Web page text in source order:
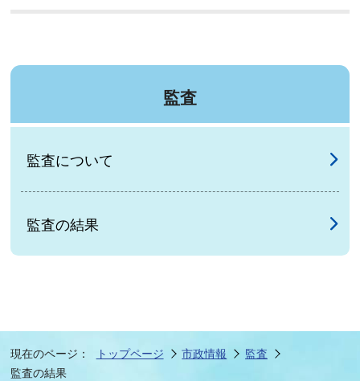
監査
監査について
監査の結果
現在のページ： トップページ 市政情報
監査
監査の結果